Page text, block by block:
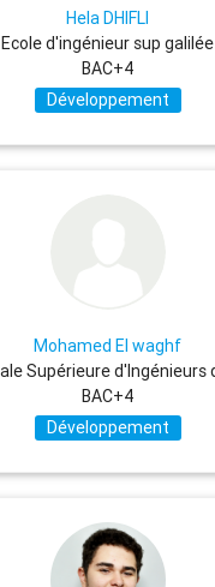
Hela DHIFLI
Ecole d'ingénieur sup galilée
BAC+4
Développement
Mohamed El waghf
BAC+4
Développement